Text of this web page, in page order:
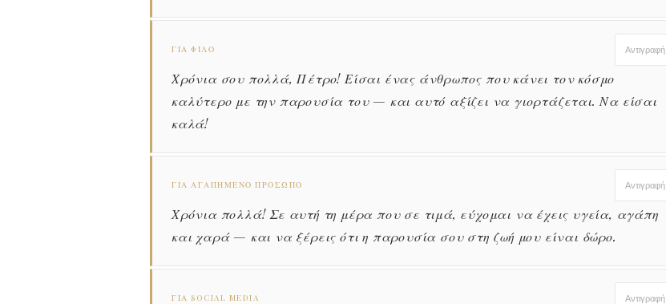
ΓΙΑ ΦΊΛΟ
Χρόνια σου πολλά, Πέτρο! Είσαι ένας άνθρωπος που κάνει τον κόσμο
καλύτερο με την παρουσία του — και αυτό αξίζει να γιορτάζεται. Να είσαι
καλά!
Αντιγραφή
ΓΙΑ ΑΓΑΠΗΜΈΝΟ ΠΡΌΣΩΠΟ
Χρόνια πολλά! Σε αυτή τη μέρα που σε τιμά, εύχομαι να έχεις υγεία, αγάπη
και χαρά — και να ξέρεις ότι η παρουσία σου στη ζωή μου είναι δώρο.
Αντιγραφή
ΓΙΑ SOCIAL MEDIA Αντιγραφή